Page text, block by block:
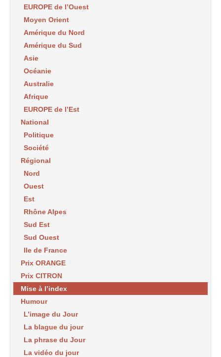
EUROPE de l’Ouest
Moyen Orient
Amérique du Nord
Amérique du Sud
Asie
Océanie
Australie
Afrique
EUROPE de l’Est
National
Politique
Société
Régional
Nord
Ouest
Est
Rhône Alpes
Sud Est
Sud Ouest
Ile de France
Prix ORANGE
Prix CITRON
Mise à l’index
Humour
L’image du Jour
La blague du jour
La phrase du Jour
La vidéo du jour